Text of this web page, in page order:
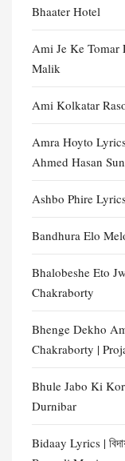
Bhaater Hotel
Ami Je Ke Tomar
Malik
Ami Kolkatar
Amra Hoyto
Ahmed Hasan
Ashbo Phire
Bandhura Elo
Bhalobeshe Eto
Chakraborty
Bhenge Dekho
Chakraborty |
Bhule Jabo Ki
Durnibar
Bidaay Lyrics |